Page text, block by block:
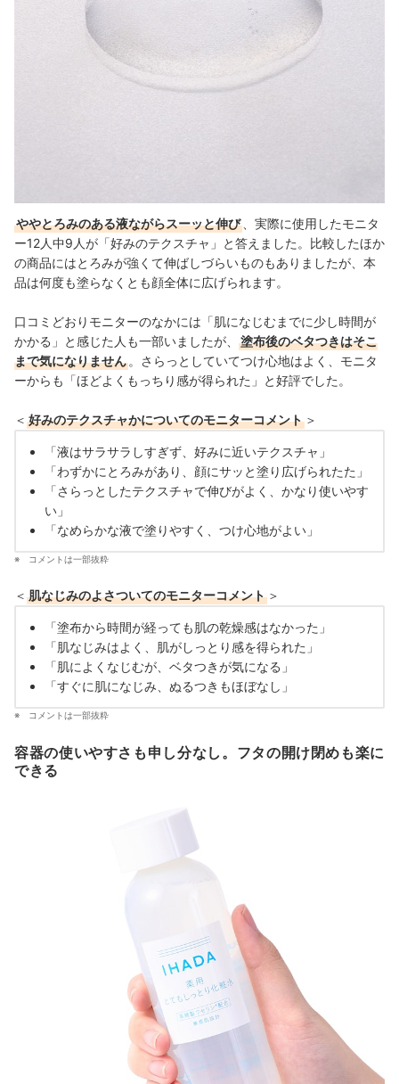
ややとろみのある液ながらスーッと伸び
、実際に使用したモニタ
ー12人中9人が「好みのテクスチャ」と答えました。比較したほか
の商品にはとろみが強くて伸ばしづらいものもありましたが、本
品は何度も塗らなくとも顔全体に広げられます。
口コミどおりモニターのなかには「肌になじむまでに少し時間が
かかる」と感じた人も一部いましたが、
塗布後のベタつきはそこ
まで気になりません 。さらっとしていてつけ心地はよく、モニタ
ーからも「ほどよくもっちり感が得られた」と好評でした。
＜ 好みのテクスチャかについてのモニターコメント ＞
「液はサラサラしすぎず、好みに近いテクスチャ」
「わずかにとろみがあり、顔にサッと塗り広げられたた」
「さらっとしたテクスチャで伸びがよく、かなり使いやす
い」
「なめらかな液で塗りやすく、つけ心地がよい」
コメントは一部抜粋
＜ 肌なじみのよさついてのモニターコメント ＞
「塗布から時間が経っても肌の乾燥感はなかった」
「肌なじみはよく、肌がしっとり感を得られた」
「肌によくなじむが、ベタつきが気になる」
「すぐに肌になじみ、ぬるつきもほぼなし」
コメントは一部抜粋
容器の使いやすさも申し分なし。フタの開け閉めも楽に
できる